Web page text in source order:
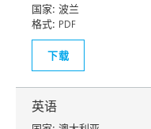
国家: 波兰
格式: PDF
下载
英语